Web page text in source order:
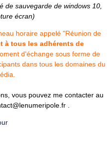
de sauvegarde de windows 10,
écran)
horaire appelé "Réunion de
à tous les adhérents de
d'échange sous forme de
dans tous les domaines du
vous pouvez me contacter au
.